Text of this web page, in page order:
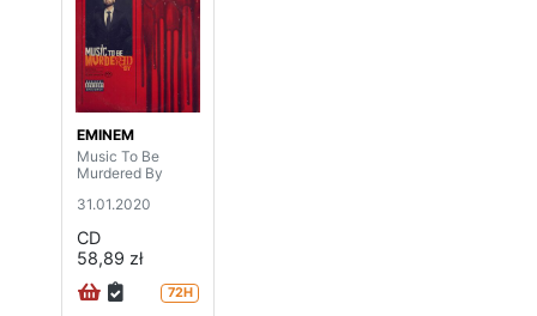
EMINEM
Music To Be
Murdered By
31.01.2020
CD
58,89 zł
72H